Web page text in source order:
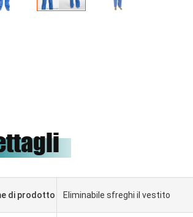
di prodotto Eliminabile sfreghi il vestito